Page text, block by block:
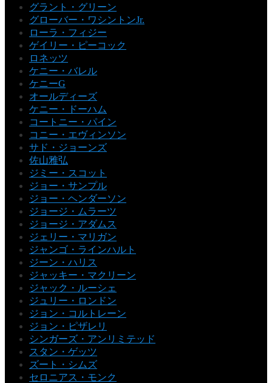
グラント・グリーン
グローバー・ワシントンJr.
ローラ・フィジー
ゲイリー・ピーコック
ロネッツ
ケニー・バレル
ケニーG
オールディーズ
ケニー・ドーハム
コートニー・パイン
コニー・エヴィンソン
サド・ジョーンズ
佐山雅弘
ジミー・スコット
ジョー・サンプル
ジョー・ヘンダーソン
ジョージ・ムラーツ
ジョージ・アダムス
ジェリー・マリガン
ジャンゴ・ラインハルト
ジーン・ハリス
ジャッキー・マクリーン
ジャック・ルーシェ
ジュリー・ロンドン
ジョン・コルトレーン
ジョン・ピザレリ
シンガーズ・アンリミテッド
スタン・ゲッツ
ズート・シムズ
セロニアス・モンク